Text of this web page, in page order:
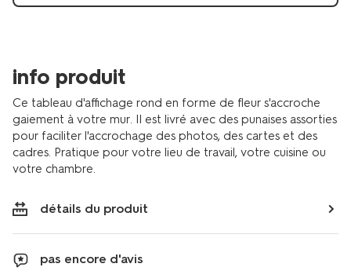
info produit
Ce tableau d'affichage rond en forme de fleur s'accroche
gaiement à votre mur. Il est livré avec des punaises assorties
pour faciliter l'accrochage des photos, des cartes et des
cadres. Pratique pour votre lieu de travail, votre cuisine ou
votre chambre.
détails du produit
pas encore d'avis